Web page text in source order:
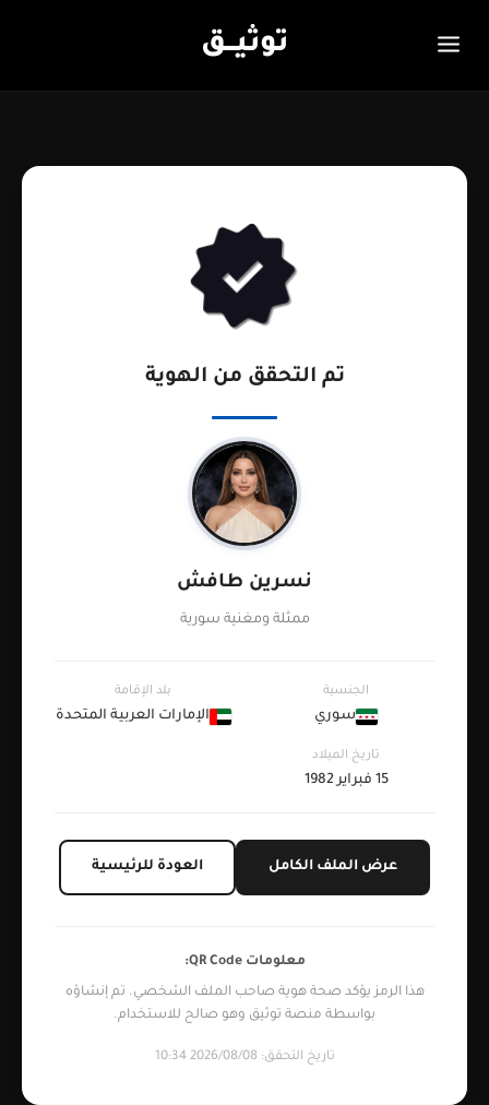
توثيـــق
تم التحقق من الهوية
نسرين طافش
ممثلة ومغنية سورية
الجنسية
سوري
بلد الإقامة
الإمارات العربية المتحدة
تاريخ الميلاد
15 فبراير 1982
عرض الملف الكامل العودة للرئيسية
معلومات QR Code:
هذا الرمز يؤكد صحة هوية صاحب الملف الشخصي. تم إنشاؤه
بواسطة منصة توثيق وهو صالح للاستخدام.
تاريخ التحقق: 2026/08/08 10:34